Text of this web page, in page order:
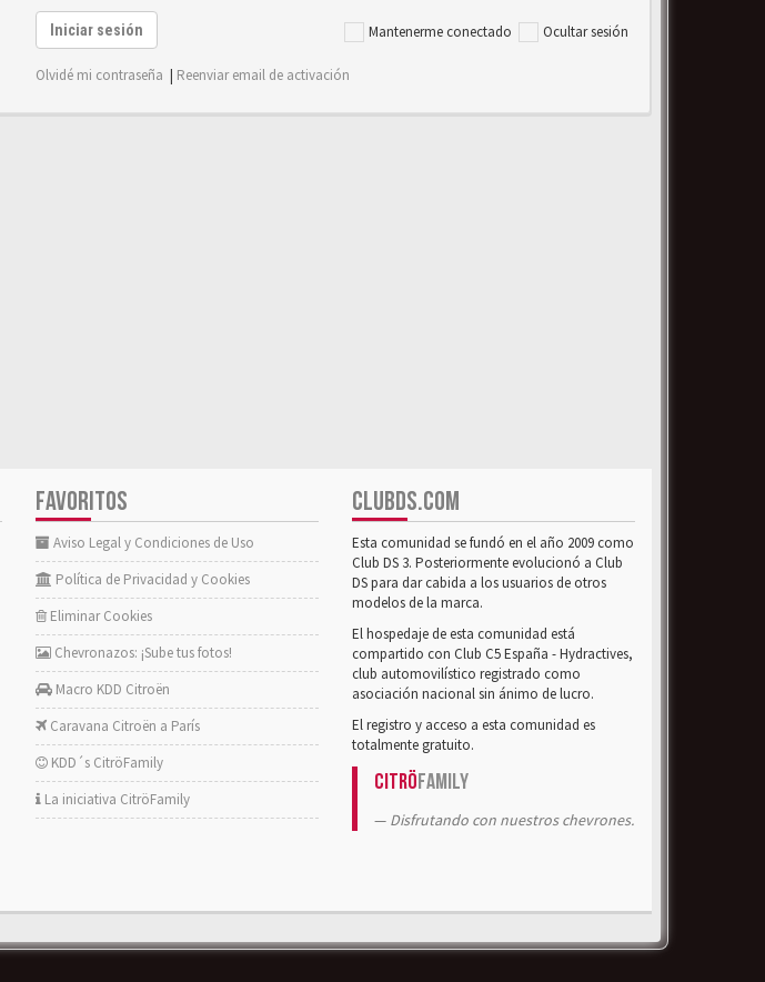
Mantenerme conectado Ocultar sesión
Iniciar sesión
Olvidé mi contraseña | Reenviar email de activación
FAVORITOS
Aviso Legal y Condiciones de Uso
Política de Privacidad y Cookies
Eliminar Cookies
Chevronazos: ¡Sube tus fotos!
Macro KDD Citroën
Caravana Citroën a París
KDD´s CitröFamily
La iniciativa CitröFamily
CLUBDS.COM
Esta comunidad se fundó en el año 2009 como
Club DS 3. Posteriormente evolucionó a Club
DS para dar cabida a los usuarios de otros
modelos de la marca.
El hospedaje de esta comunidad está
compartido con Club C5 España - Hydractives,
club automovilístico registrado como
asociación nacional sin ánimo de lucro.
El registro y acceso a esta comunidad es
totalmente gratuito.
CitröFamily
Disfrutando con nuestros chevrones.